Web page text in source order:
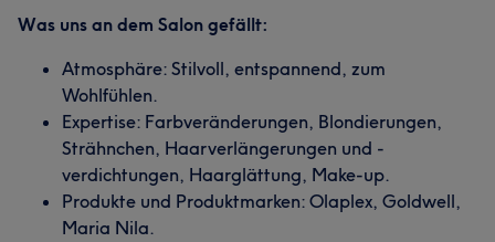
Was uns an dem Salon gefällt:
Atmosphäre: Stilvoll, entspannend, zum
Wohlfühlen.
Expertise: Farbveränderungen, Blondierungen,
Strähnchen, Haarverlängerungen und -
verdichtungen, Haarglättung, Make-up.
Produkte und Produktmarken: Olaplex, Goldwell,
Maria Nila.